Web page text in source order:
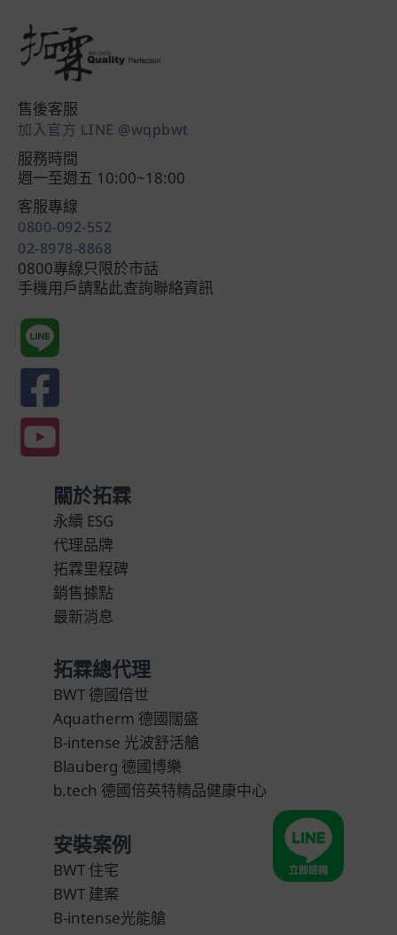
售後客服
加入官方 LINE @wqpbwt
服務時間
週一至週五 10:00~18:00
客服專線
0800-092-552
02-8978-8868
0800專線只限於市話
手機用戶請點此查詢聯絡資訊
關於拓霖
永續 ESG
代理品牌
拓霖里程碑
銷售據點
最新消息
拓霖總代理
BWT 德國倍世
Aquatherm 德國闊盛
B-intense 光波舒活艙
Blauberg 德國博樂
b.tech 德國倍英特精品健康中心
安裝案例
BWT 住宅
BWT 建案
B-intense光能艙